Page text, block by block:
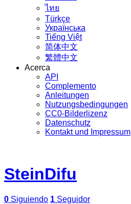
ไทย
Türkçe
Українська
Tiếng Việt
简体中文
繁體中文
Acerca
API
Complemento
Anleitungen
Nutzungsbedingungen
CC0-Bilderlizenz
Datenschutz
Kontakt und Impressum
SteinDifu
0 Siguiendo 1 Seguidor